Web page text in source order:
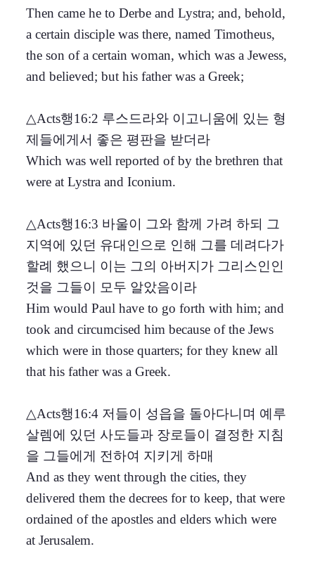
Then came he to Derbe and Lystra; and, behold,
a certain disciple was there, named Timotheus,
the son of a certain woman, which was a Jewess,
and believed; but his father was a Greek;
△Acts행16:2 루스드라와 이고니움에 있는 형
제들에게서 좋은 평판을 받더라
Which was well reported of by the brethren that
were at Lystra and Iconium.
△Acts행16:3 바울이 그와 함께 가려 하되 그
지역에 있던 유대인으로 인해 그를 데려다가
할례 했으니 이는 그의 아버지가 그리스인인
것을 그들이 모두 알았음이라
Him would Paul have to go forth with him; and
took and circumcised him because of the Jews
which were in those quarters; for they knew all
that his father was a Greek.
△Acts행16:4 저들이 성읍을 돌아다니며 예루
살렘에 있던 사도들과 장로들이 결정한 지침
을 그들에게 전하여 지키게 하매
And as they went through the cities, they
delivered them the decrees for to keep, that were
ordained of the apostles and elders which were
at Jerusalem.